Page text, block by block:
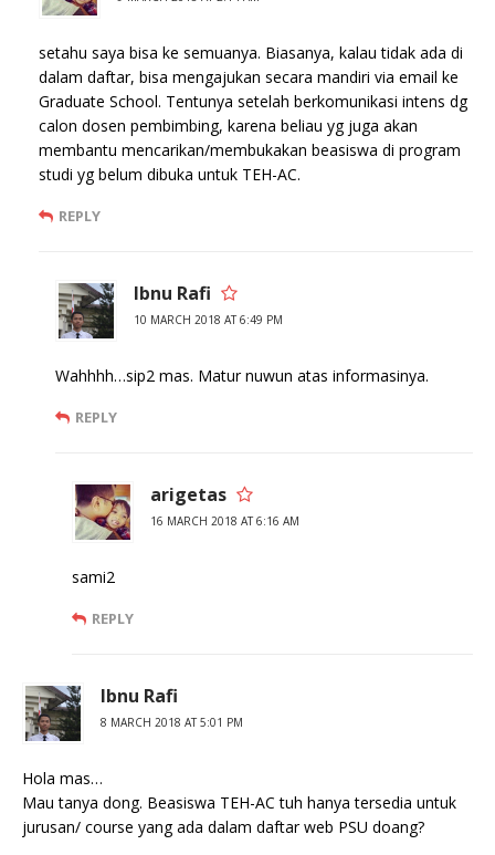
setahu saya bisa ke semuanya. Biasanya, kalau tidak ada di
dalam daftar, bisa mengajukan secara mandiri via email ke
Graduate School. Tentunya setelah berkomunikasi intens dg
calon dosen pembimbing, karena beliau yg juga akan
membantu mencarikan/membukakan beasiswa di program
studi yg belum dibuka untuk TEH-AC.
REPLY
Ibnu Rafi
10 MARCH 2018 AT 6:49 PM
Wahhhh…sip2 mas. Matur nuwun atas informasinya.
REPLY
arigetas
16 MARCH 2018 AT 6:16 AM
sami2
REPLY
Ibnu Rafi
8 MARCH 2018 AT 5:01 PM
Hola mas…
Mau tanya dong. Beasiswa TEH-AC tuh hanya tersedia untuk
jurusan/ course yang ada dalam daftar web PSU doang?